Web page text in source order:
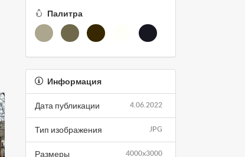
Палитра
Информация
4.06.2022
Дата публикации
JPG
Тип изображения
4000x3000
Размеры